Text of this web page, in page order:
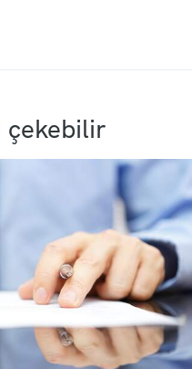
çekebilir